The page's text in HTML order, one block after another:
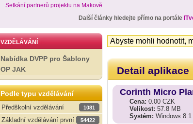
Setkání partnerů projektu na Makově
Další články hledejte přímo na portále
VZDĚLÁVÁNÍ
Nabídka DVPP pro Šablony
OP JAK
Podle typu vzdělávání
Předškolní vzdělávání
1081
Základní vzdělávání první
54422
Abyste mohli hodnotit,
Detail aplikace
Corinth Micro
Cena: 0.00 CZK
Velikost: 57.8 MB
Systém: Windows 8.1